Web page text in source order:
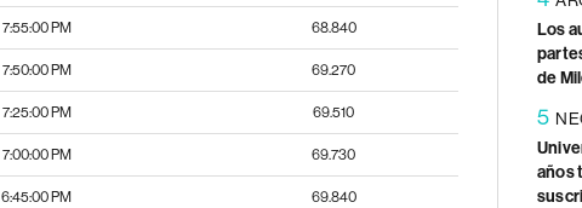
7:55:00 PM 68.840
7:50:00 PM 69.270
7:25:00 PM 69.510
7:00:00 PM 69.730
6:45:00 PM 69.840
Los
de
5
años